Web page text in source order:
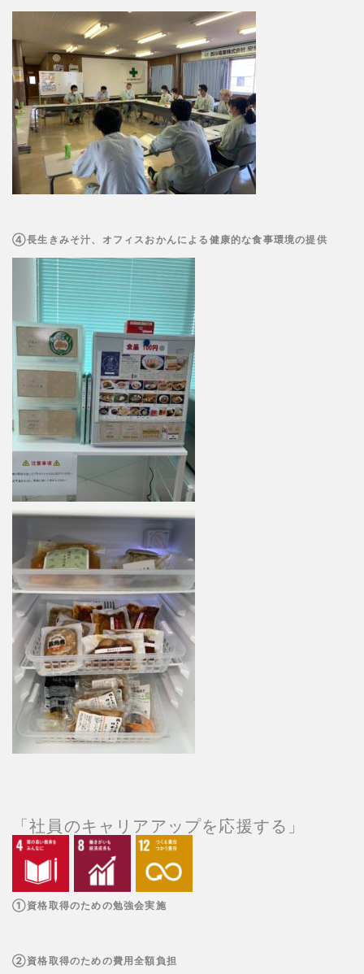
④長生きみそ汁、オフィスおかんによる健康的な食事環境の提供
「社員のキャリアアップを応援する」
①資格取得のための勉強会実施
②資格取得のための費用全額負担